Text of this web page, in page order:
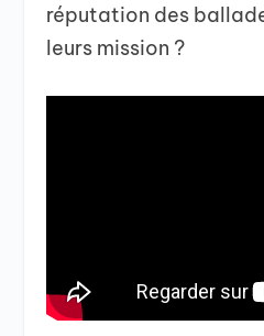
réputation des
leurs mission ?